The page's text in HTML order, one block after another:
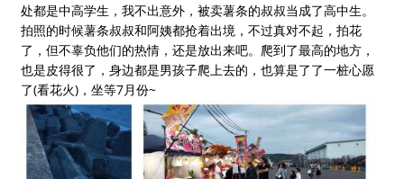
处都是中高学生，我不出意外，被卖薯条的叔叔当成了高中生。
拍照的时候薯条叔叔和阿姨都抢着出境，不过真对不起，拍花
了，但不辜负他们的热情，还是放出来吧。爬到了最高的地方，
也是皮得很了，身边都是男孩子爬上去的，也算是了了一桩心愿
了(看花火)，坐等7月份~